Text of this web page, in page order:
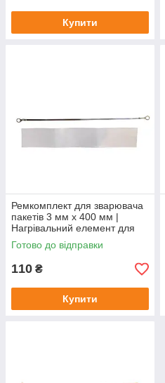
Купити
Ремкомплект для зварювача
пакетів 3 мм x 400 мм |
Нагрівальний елемент для
FS400, PFS400, SF400,
PSF400 Китай
Готово до відправки
110 ₴
Купити